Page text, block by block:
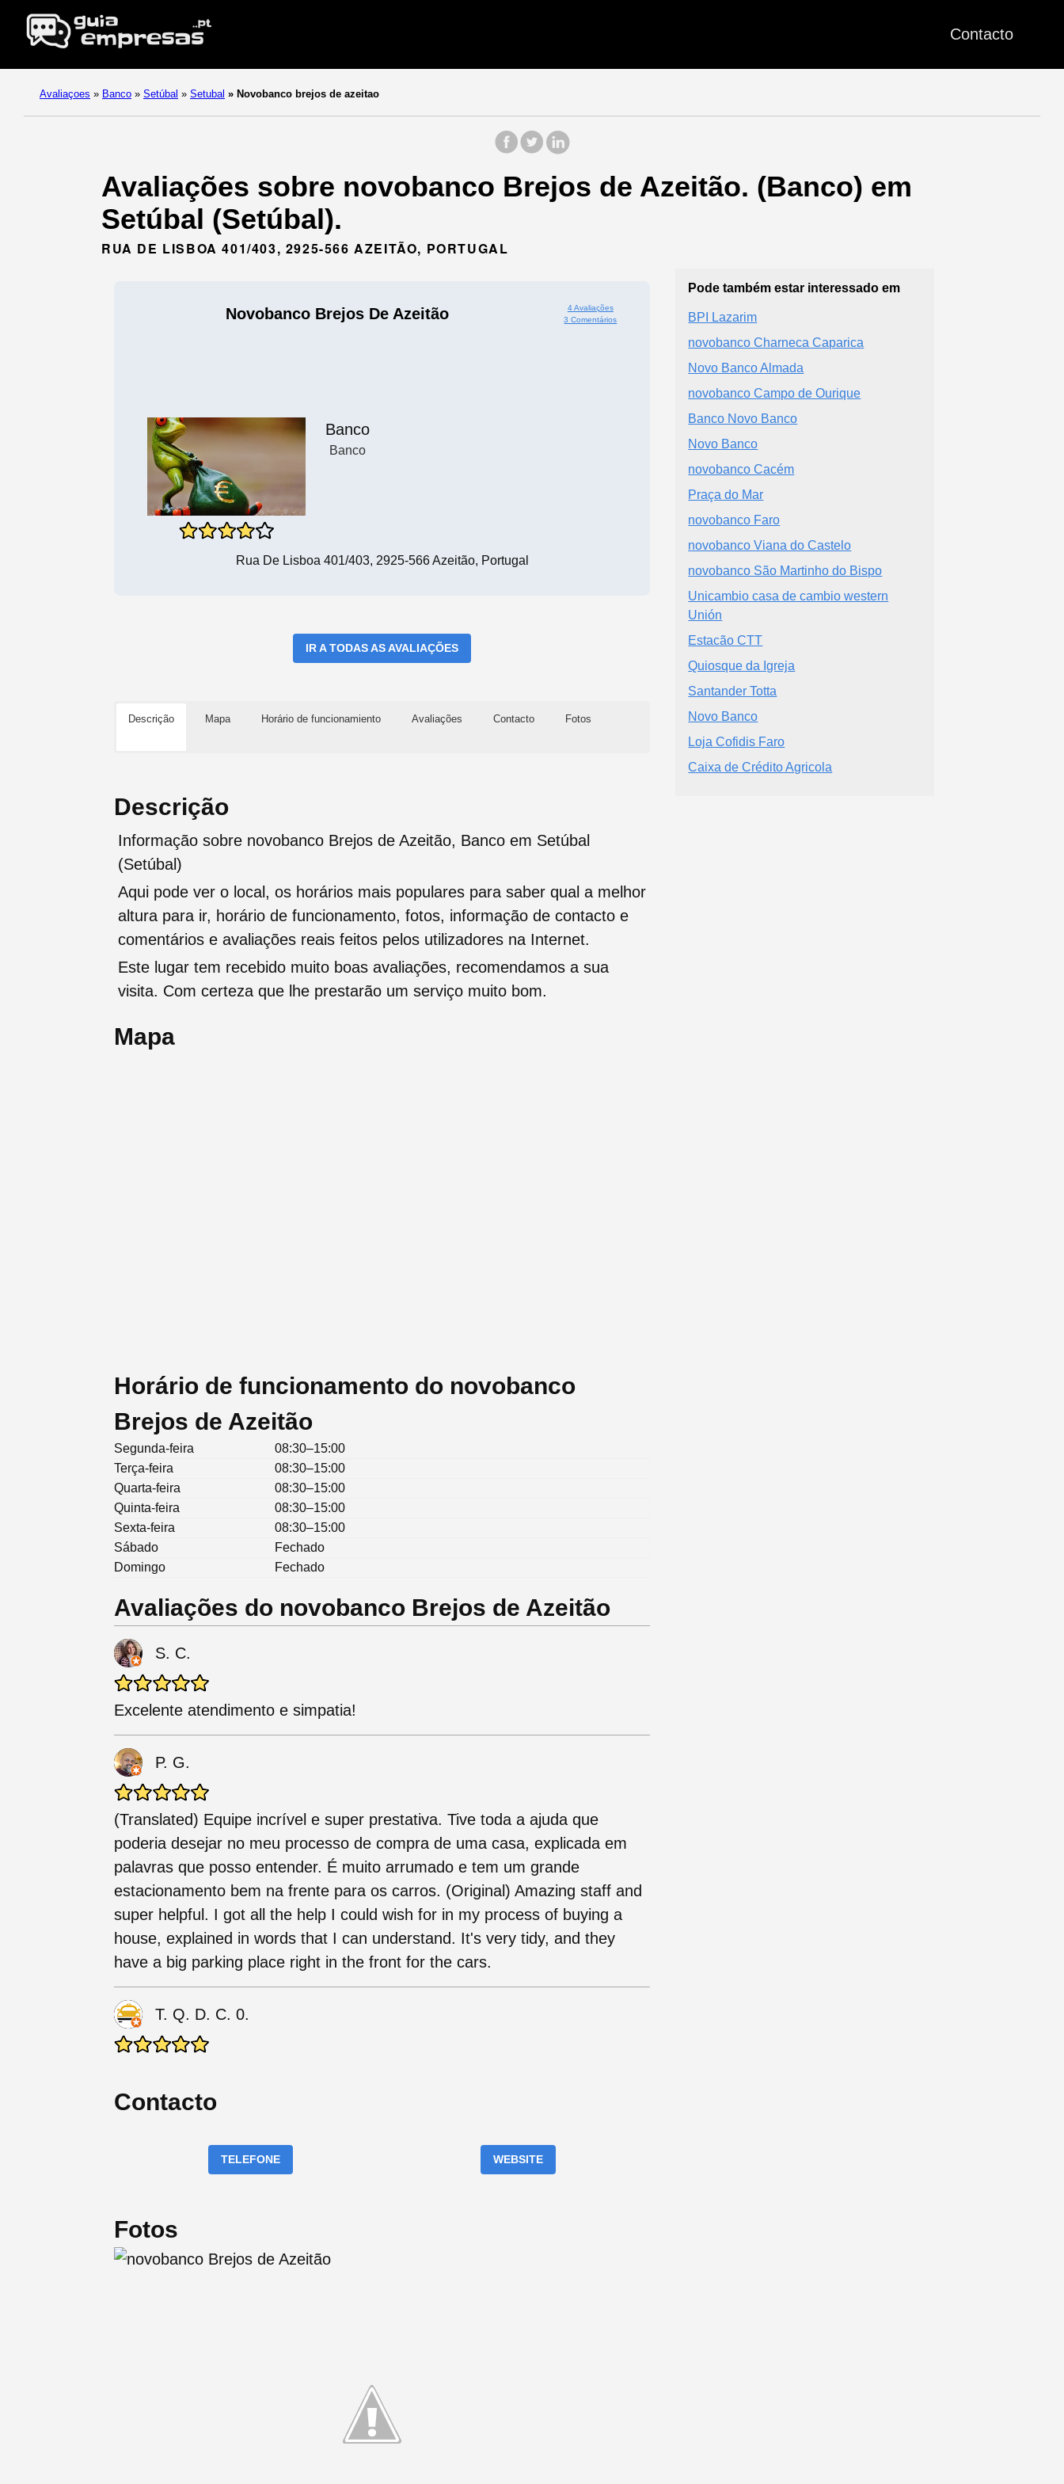
Contacto
Avaliaçoes » Banco » Setúbal » Setubal » Novobanco brejos de azeitao
Avaliações sobre novobanco Brejos de Azeitão. (Banco) em
Setúbal (Setúbal).
RUA DE LISBOA 401/403, 2925-566 AZEITÃO, PORTUGAL
Novobanco Brejos De Azeitão
4 Avaliações
3 Comentários
Banco
Banco
Rua De Lisboa 401/403, 2925-566 Azeitão, Portugal
IR A TODAS AS AVALIAÇÕES
Descrição Mapa Horário de funcionamiento Avaliações Contacto Fotos
Descrição
Informação sobre novobanco Brejos de Azeitão, Banco em Setúbal
(Setúbal)
Aqui pode ver o local, os horários mais populares para saber qual a melhor
altura para ir, horário de funcionamento, fotos, informação de contacto e
comentários e avaliações reais feitos pelos utilizadores na Internet.
Este lugar tem recebido muito boas avaliações, recomendamos a sua
visita. Com certeza que lhe prestarão um serviço muito bom.
Mapa
Horário de funcionamento do novobanco
Brejos de Azeitão
Segunda-feira
08:30–15:00
Terça-feira
08:30–15:00
Quarta-feira
08:30–15:00
Quinta-feira
08:30–15:00
Sexta-feira
08:30–15:00
Sábado
Fechado
Domingo
Fechado
Avaliações do novobanco Brejos de Azeitão
S. C.
Excelente atendimento e simpatia!
P. G.
(Translated) Equipe incrível e super prestativa. Tive toda a ajuda que
poderia desejar no meu processo de compra de uma casa, explicada em
palavras que posso entender. É muito arrumado e tem um grande
estacionamento bem na frente para os carros. (Original) Amazing staff and
super helpful. I got all the help I could wish for in my process of buying a
house, explained in words that I can understand. It's very tidy, and they
have a big parking place right in the front for the cars.
T. Q. D. C. 0.
Contacto
TELEFONE WEBSITE
Fotos
Pode também estar interessado em
BPI Lazarim
novobanco Charneca Caparica
Novo Banco Almada
novobanco Campo de Ourique
Banco Novo Banco
Novo Banco
novobanco Cacém
Praça do Mar
novobanco Faro
novobanco Viana do Castelo
novobanco São Martinho do Bispo
Unicambio casa de cambio western
Unión
Estacão CTT
Quiosque da Igreja
Santander Totta
Novo Banco
Loja Cofidis Faro
Caixa de Crédito Agricola